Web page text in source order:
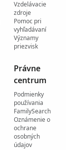
Vzdelávacie
zdroje
Pomoc pri
vyhľadávaní
Významy
priezvisk
Právne
centrum
Podmienky
používania
FamilySearch
Oznámenie o
ochrane
osobných
údajov